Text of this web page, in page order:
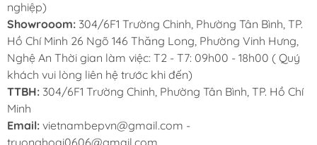
nghiệp)
Showrooom: 304/6F1 Trường Chinh, Phường Tân Bình, TP.
Hồ Chí Minh 26 Ngõ 146 Thăng Long, Phường Vinh Hưng,
Nghệ An Thời gian làm việc: T2 - T7: 09h00 - 18h00 ( Quý
khách vui lòng liên hệ trước khi đến)
TTBH: 304/6F1 Trường Chinh, Phường Tân Bình, TP. Hồ Chí
Minh
Email: vietnambepvn@gmail.com -